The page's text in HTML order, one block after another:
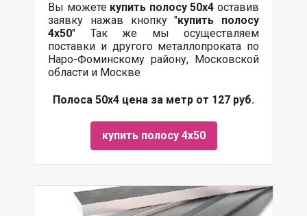
Вы можете купить полосу 50х4оставив
заявку нажав кнопку "купить полосу
4х50" Так же мы осуществляем
поставки и другого металлопроката по
Наро-Фоминскому району, Московской
области и Москве
Полоса 50х4 цена за метр от 127 руб.
купить полосу 4х50